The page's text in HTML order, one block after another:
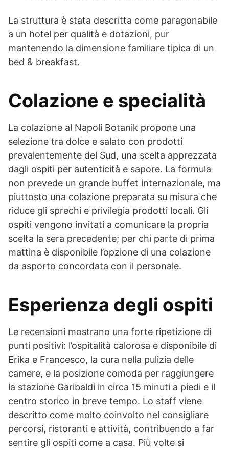
La struttura è stata descritta come paragonabile
a un hotel per qualità e dotazioni, pur
mantenendo la dimensione familiare tipica di un
bed & breakfast.
Colazione e specialità
La colazione al Napoli Botanik propone una
selezione tra dolce e salato con prodotti
prevalentemente del Sud, una scelta apprezzata
dagli ospiti per autenticità e sapore. La formula
non prevede un grande buffet internazionale, ma
piuttosto una colazione preparata su misura che
riduce gli sprechi e privilegia prodotti locali. Gli
ospiti vengono invitati a comunicare la propria
scelta la sera precedente; per chi parte di prima
mattina è disponibile l’opzione di una colazione
da asporto concordata con il personale.
Esperienza degli ospiti
Le recensioni mostrano una forte ripetizione di
punti positivi: l’ospitalità calorosa e disponibile di
Erika e Francesco, la cura nella pulizia delle
camere, e la posizione comoda per raggiungere
la stazione Garibaldi in circa 15 minuti a piedi e il
centro storico in breve tempo. Lo staff viene
descritto come molto coinvolto nel consigliare
percorsi, ristoranti e attività, contribuendo a far
sentire gli ospiti come a casa. Più volte si